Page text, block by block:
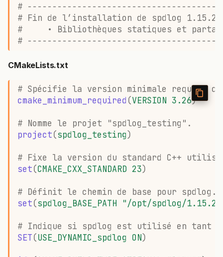
#
# Fin de l’installation de spdlog 1.15.2
#     • Bibliothèques statiques et
#
CMakeLists.txt
# Spécifie la version minimale requise
cmake_minimum_required (VERSION 3.26)
# Nomme le projet "spdlog_testing".
project(spdlog_testing)
# Fixe la version du standard C++
set(CMAKE_CXX_STANDARD 23)
# Définit le chemin de base pour spdlog.
set(spdlog_BASE_PATH "/opt/spdlog/1.15.2"
# Indique si spdlog est utilisé en tant
SET(USE_DYNAMIC_spdlog ON)